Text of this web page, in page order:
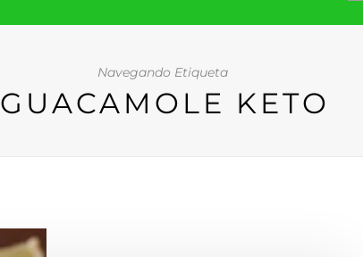
Navegando Etiqueta
GUACAMOLE KETO